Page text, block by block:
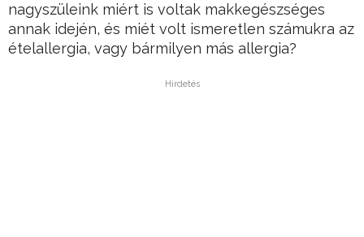
nagyszüleink miért is voltak makkegészséges
annak idején, és miét volt ismeretlen számukra az
ételallergia, vagy bármilyen más allergia?
Hirdetés